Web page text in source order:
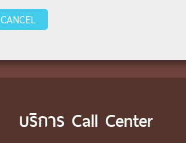
CANCEL
บริการ Call Center